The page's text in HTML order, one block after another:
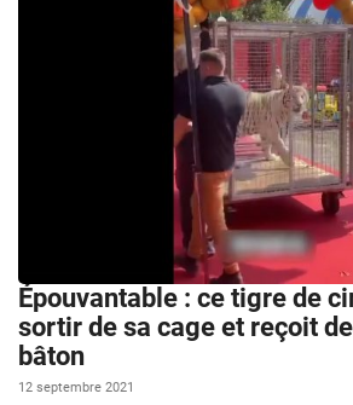
Épouvantable : ce tigre de
sortir de sa cage et reçoit
bâton
12 septembre 2021